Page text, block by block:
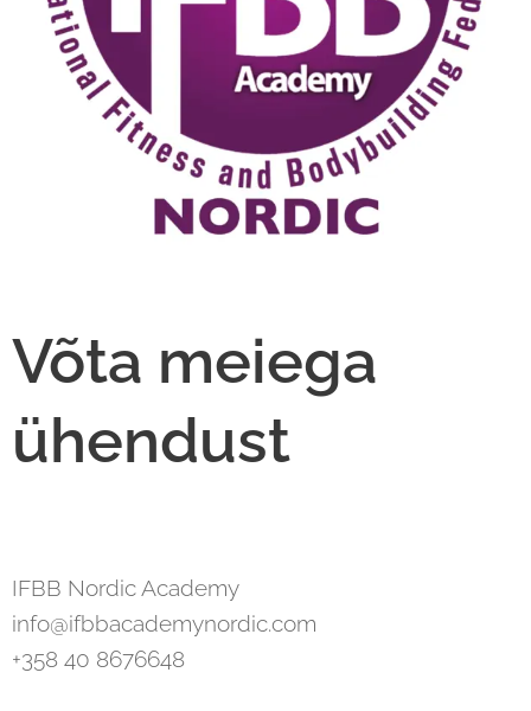
Võta meiega
ühendust
IFBB Nordic Academy
info@ifbbacademynordic.com
+358 40 8676648